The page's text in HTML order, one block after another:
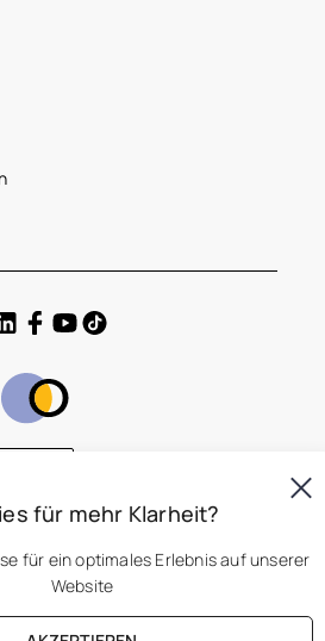
für mehr Klarheit?
für ein optimales Erlebnis auf unserer
Website